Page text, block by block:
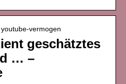
vermogen
geschätztes
… –